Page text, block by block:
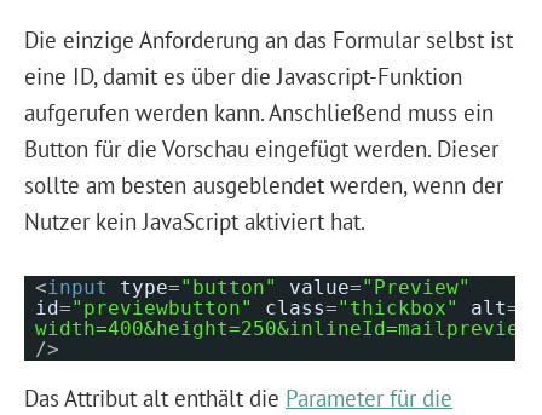
Die einzige Anforderung an das Formular selbst ist
eine ID, damit es über die Javascript-Funktion
aufgerufen werden kann. Anschließend muss ein
Button für die Vorschau eingefügt werden. Dieser
sollte am besten ausgeblendet werden, wenn der
Nutzer kein JavaScript aktiviert hat.
<input type="button" value="Preview"
id="previewbutton" class="thickbox" alt=
/>
Das Attribut alt enthält die Parameter für die